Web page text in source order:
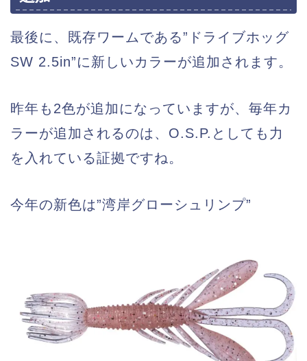
最後に、既存ワームである”ドライブホッグ
SW 2.5in”に新しいカラーが追加されます。
昨年も2色が追加になっていますが、毎年カ
ラーが追加されるのは、O.S.P.としても力
を入れている証拠ですね。
今年の新色は”湾岸グローシュリンプ”